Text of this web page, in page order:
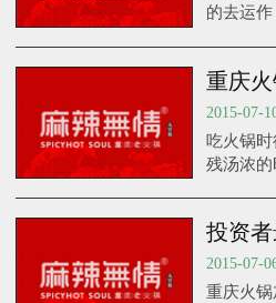
的去运
2015-07-
吃火锅
残汤浓
或年糕
吃得过
大量废物
2015-07-
重庆火